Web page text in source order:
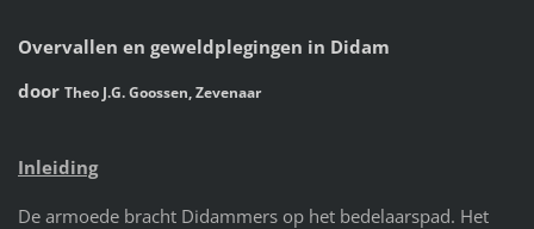
Overvallen en geweldplegingen in Didam
door Theo J.G. Goossen, Zevenaar
Inleiding
De armoede bracht Didammers op het bedelaarspad. Het